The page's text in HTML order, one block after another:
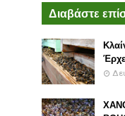
Διαβάστε